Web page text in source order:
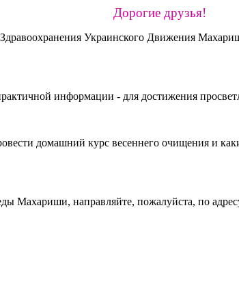
Дорогие друзья!
Украинского Движения
информации - для достижения
домашний курс весеннего очищения и
Махариши, направляйте, пожалуйста, по